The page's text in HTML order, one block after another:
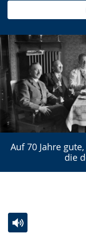
Auf 70 Jahre
die